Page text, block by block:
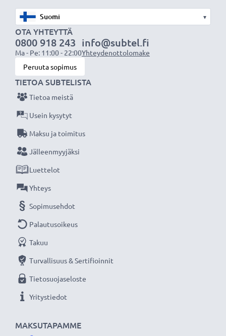
Yhteensopivat laitemallit:
Yhteensopivuus-kohdasta
Huomio:Lataa akku täyteen ennen ensimmäistä
käyttökertaa parhaan suorituskyvyn, tehokkuuden ja
akun pitkän käyttöiän varmistamiseksi.
Subtel on toimittanut luotettavia akkuja
miljoonille tyytyväisille käyttäjille ympäri
vuoden takuulla!
▾
OTA YHTEYTTÄ
0800 918 243
Ma - Pe: 11:00 - 22:00
info@subtel.fi
Yhteydenottolomake
Peruuta sopimus
MAKSUTAPAMME
TIETOA SUBTELISTA
Tietoa meistä
Usein kysytyt
Maksu ja toimitus
Jälleenmyyjäksi
Luettelot
Yhteys
Sopimusehdot
Palautusoikeus
Takuu
Turvallisuus & Sertifioinnit
Tietosuojaseloste
Yritystiedot